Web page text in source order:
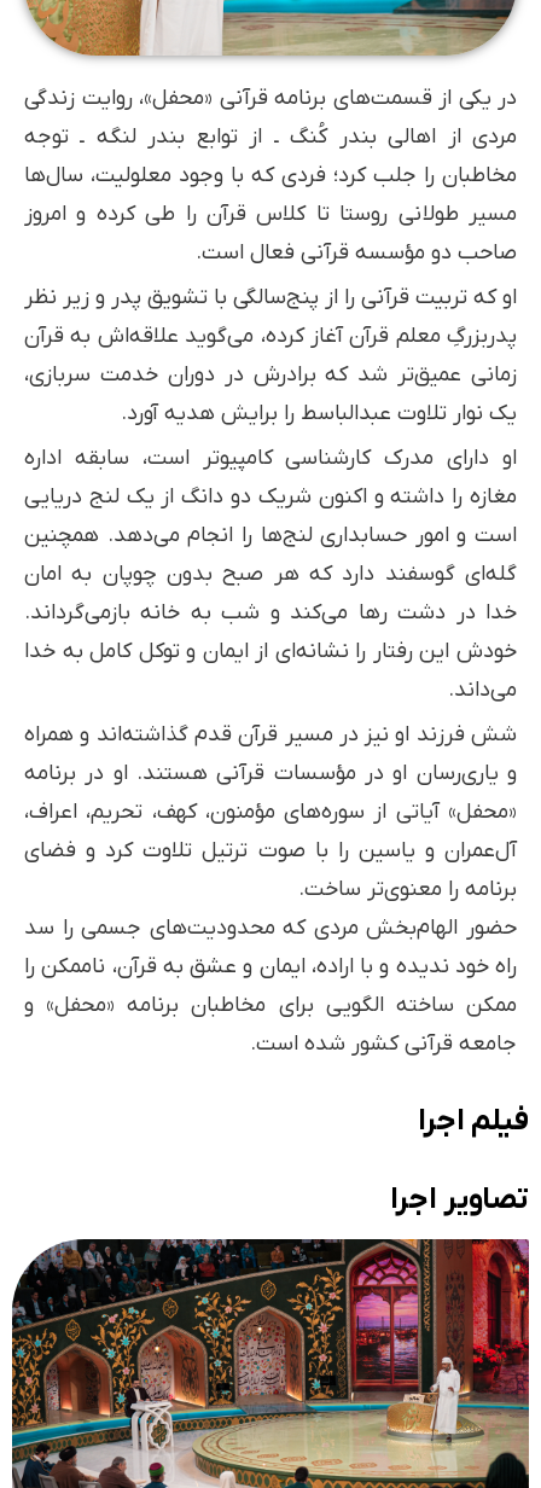
در یکی از قسمت‌های برنامه قرآنی «محفل»، روایت زندگی
مردی از اهالی بندر کُنگ ـ از توابع بندر لنگه ـ توجه
مخاطبان را جلب کرد؛ فردی که با وجود معلولیت، سال‌ها
مسیر طولانی روستا تا کلاس قرآن را طی کرده و امروز
صاحب دو مؤسسه قرآنی فعال است.
او که تربیت قرآنی را از پنج‌سالگی با تشویق پدر و زیر نظر
پدربزرگِ معلم قرآن آغاز کرده، می‌گوید علاقه‌اش به قرآن
زمانی عمیق‌تر شد که برادرش در دوران خدمت سربازی،
یک نوار تلاوت عبدالباسط را برایش هدیه آورد.
او دارای مدرک کارشناسی کامپیوتر است، سابقه اداره
مغازه را داشته و اکنون شریک دو دانگ از یک لنج دریایی
است و امور حسابداری لنج‌ها را انجام می‌دهد. همچنین
گله‌ای گوسفند دارد که هر صبح بدون چوپان به امان
خدا در دشت رها می‌کند و شب به خانه بازمی‌گرداند.
خودش این رفتار را نشانه‌ای از ایمان و توکل کامل به خدا
می‌داند.
شش فرزند او نیز در مسیر قرآن قدم گذاشته‌اند و همراه
و یاری‌رسان او در مؤسسات قرآنی هستند. او در برنامه
«محفل» آیاتی از سوره‌های مؤمنون، کهف، تحریم، اعراف،
آل‌عمران و یاسین را با صوت ترتیل تلاوت کرد و فضای
برنامه را معنوی‌تر ساخت.
حضور الهام‌بخش مردی که محدودیت‌های جسمی را سد
راه خود ندیده و با اراده، ایمان و عشق به قرآن، ناممکن را
ممکن ساخته الگویی برای مخاطبان برنامه «محفل» و
جامعه قرآنی کشور شده است.
فیلم اجرا
تصاویر اجرا